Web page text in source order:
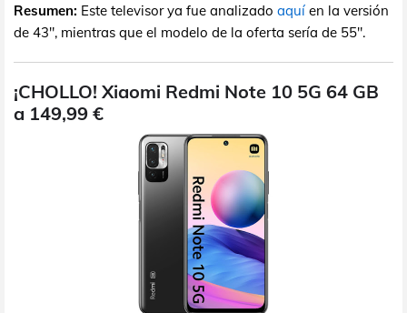
Resumen: Este televisor ya fue analizado aquí en la versión
de 43", mientras que el modelo de la oferta sería de 55".
¡CHOLLO! Xiaomi Redmi Note 10 5G 64 GB
a 149,99 €